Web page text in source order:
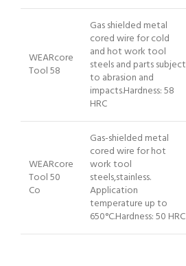
WEARcore
Tool 58
Gas shielded metal
cored wire for cold
and hot work tool
steels and parts subject
to abrasion and
impacts.Hardness: 58
HRC
WEARcore
Tool 50
Co
Gas-shielded metal
cored wire for hot
work tool
steels,stainless.
Application
temperature up to
650°C.Hardness: 50 HRC